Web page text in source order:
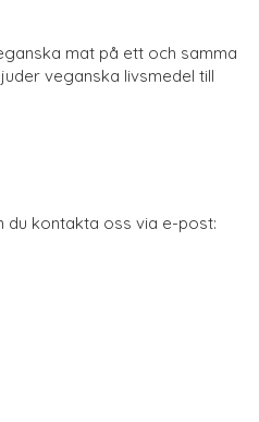
mat på ett och samma
veganska livsmedel till
du kontakta oss via e-post: